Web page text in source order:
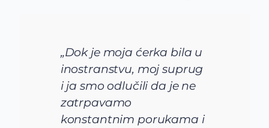
„Dok je moja ćerka bila u
inostranstvu, moj suprug
i ja smo odlučili da je ne
zatrpavamo
konstantnim porukama i